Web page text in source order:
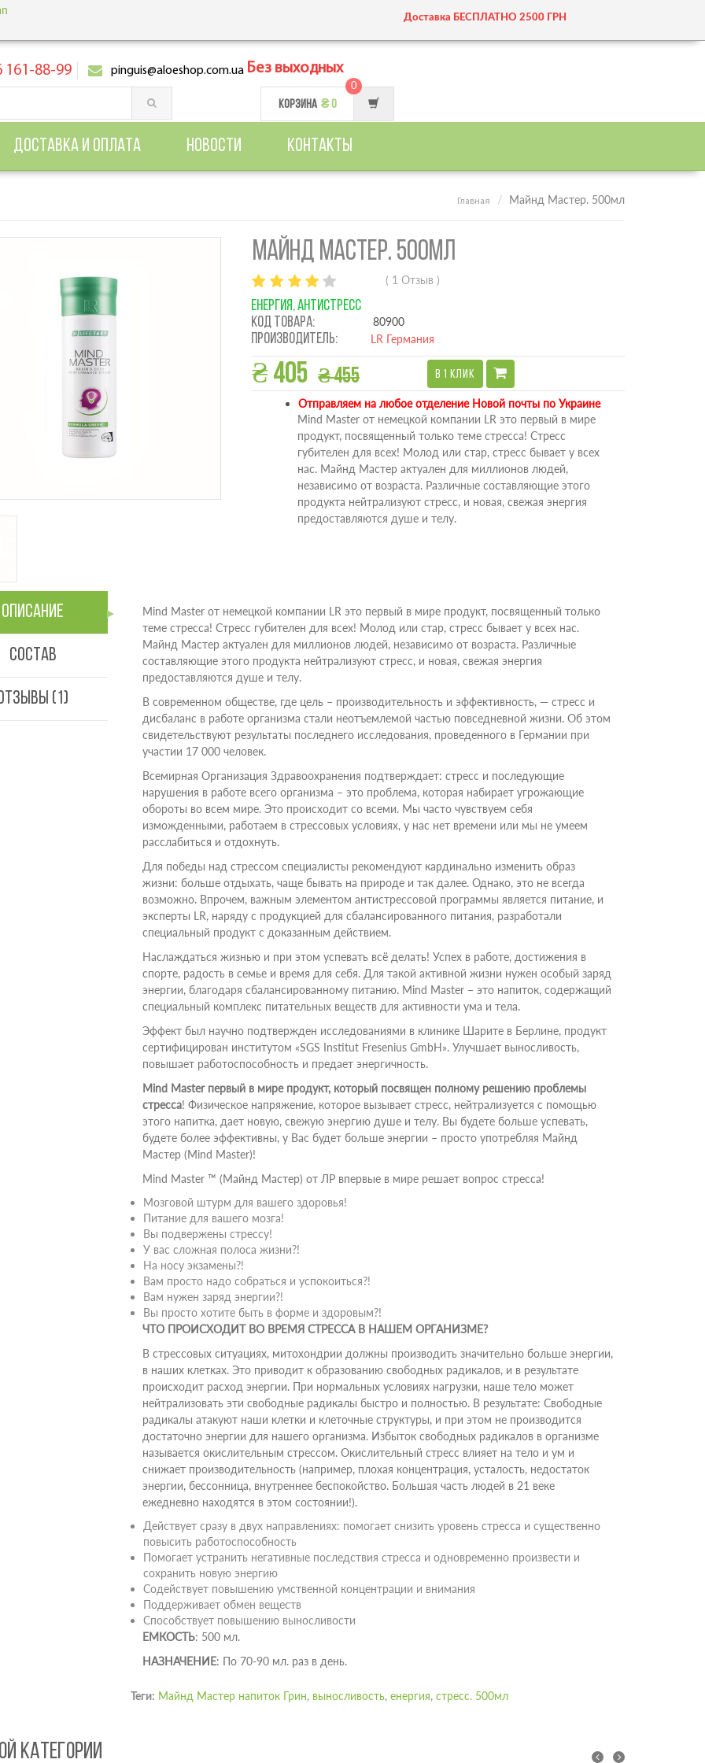
Доставка БЕСПЛАТНО 2500 ГРН
161-88-99 pinguis@aloeshop.com.ua Без выходных
КОРЗИНА ₴ 0
0
ДОСТАВКА И ОПЛАТА НОВОСТИ КОНТАКТЫ
Главная Майнд Мастер. 500мл
МАЙНД МАСТЕР. 500МЛ
( 1 Отзыв )
ЕНЕРГИЯ, АНТИСТРЕСС
Код товара:
80900
Производитель: LR Германия
₴ 405 ₴ 455 В 1 КЛИК
Отправляем на любое отделение Новой почты по Украине
Mind Master от немецкой компании LR это первый в мире
продукт, посвященный только теме стресса! Стресс
губителен для всех! Молод или стар, стресс бывает у всех
нас. Майнд Мастер актуален для миллионов людей,
независимо от возраста. Различные составляющие этого
продукта нейтрализуют стресс, и новая, свежая энергия
предоставляются душе и телу.
Описание
Состав
(1)
Mind Master от немецкой компании LR это первый в мире продукт, посвященный только
теме стресса! Стресс губителен для всех! Молод или стар, стресс бывает у всех нас.
Майнд Мастер актуален для миллионов людей, независимо от возраста. Различные
составляющие этого продукта нейтрализуют стресс, и новая, свежая энергия
предоставляются душе и телу.
В современном обществе, где цель – производительность и эффективность, — стресс и
дисбаланс в работе организма стали неотъемлемой частью повседневной жизни. Об этом
свидетельствуют результаты последнего исследования, проведенного в Германии при
участии 17 000 человек.
Всемирная Организация Здравоохранения подтверждает: стресс и последующие
нарушения в работе всего организма – это проблема, которая набирает угрожающие
обороты во всем мире. Это происходит со всеми. Мы часто чувствуем себя
изможденными, работаем в стрессовых условиях, у нас нет времени или мы не умеем
расслабиться и отдохнуть.
Для победы над стрессом специалисты рекомендуют кардинально изменить образ
жизни: больше отдыхать, чаще бывать на природе и так далее. Однако, это не всегда
возможно. Впрочем, важным элементом антистрессовой программы является питание, и
эксперты LR, наряду с продукцией для сбалансированного питания, разработали
специальный продукт с доказанным действием.
Наслаждаться жизнью и при этом успевать всё делать! Успех в работе, достижения в
спорте, радость в семье и время для себя. Для такой активной жизни нужен особый заряд
энергии, благодаря сбалансированному питанию. Mind Master – это напиток, содержащий
специальный комплекс питательных веществ для активности ума и тела.
Эффект был научно подтвержден исследованиями в клинике Шарите в Берлине, продукт
сертифицирован институтом «SGS Institut Fresenius GmbH». Улучшает выносливость,
повышает работоспособность и предает энергичность.
Mind Master первый в мире продукт, который посвящен полному решению проблемы
стресса! Физическое напряжение, которое вызывает стресс, нейтрализуется с помощью
этого напитка, дает новую, свежую энергию душе и телу. Вы будете больше успевать,
будете более эффективны, у Вас будет больше энергии – просто употребляя Майнд
Мастер (Mind Master)!
Mind Master ™ (Майнд Мастер) от ЛР впервые в мире решает вопрос стресса!
Мозговой штурм для вашего здоровья!
Питание для вашего мозга!
Вы подвержены стрессу!
У вас сложная полоса жизни?!
На носу экзамены?!
Вам просто надо собраться и успокоиться?!
Вам нужен заряд энергии?!
Вы просто хотите быть в форме и здоровым?!
ЧТО ПРОИСХОДИТ ВО ВРЕМЯ СТРЕССА В НАШЕМ ОРГАНИЗМЕ?
В стрессовых ситуациях, митохондрии должны производить значительно больше энергии,
в наших клетках. Это приводит к образованию свободных радикалов, и в результате
происходит расход энергии. При нормальных условиях нагрузки, наше тело может
нейтрализовать эти свободные радикалы быстро и полностью. В результате: Свободные
радикалы атакуют наши клетки и клеточные структуры, и при этом не производится
достаточно энергии для нашего организма. Избыток свободных радикалов в организме
называется окислительным стрессом. Окислительный стресс влияет на тело и ум и
снижает производительность (например, плохая концентрация, усталость, недостаток
энергии, бессонница, внутреннее беспокойство. Большая часть людей в 21 веке
ежедневно находятся в этом состоянии!).
Действует сразу в двух направлениях: помогает снизить уровень стресса и существенно
повысить работоспособность
Помогает устранить негативные последствия стресса и одновременно произвести и
сохранить новую энергию
Содействует повышению умственной концентрации и внимания
Поддерживает обмен веществ
Способствует повышению выносливости
ЕМКОСТЬ: 500 мл.
НАЗНАЧЕНИЕ: По 70-90 мл. раз в день.
Теги: Майнд Мастер напиток Грин, выносливость, енергия, стресс. 500мл
КАТЕГОРИИ prev next